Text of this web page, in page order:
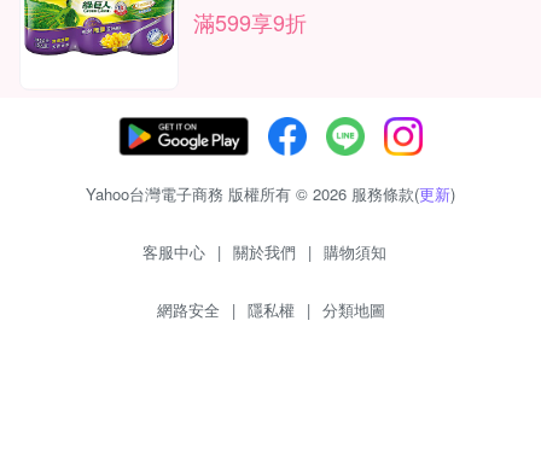
滿599享9折
Yahoo台灣電子商務 版權所有 © 2026 服務條款(更新)
客服中心 | 關於我們 | 購物須知
網路安全 | 隱私權 | 分類地圖